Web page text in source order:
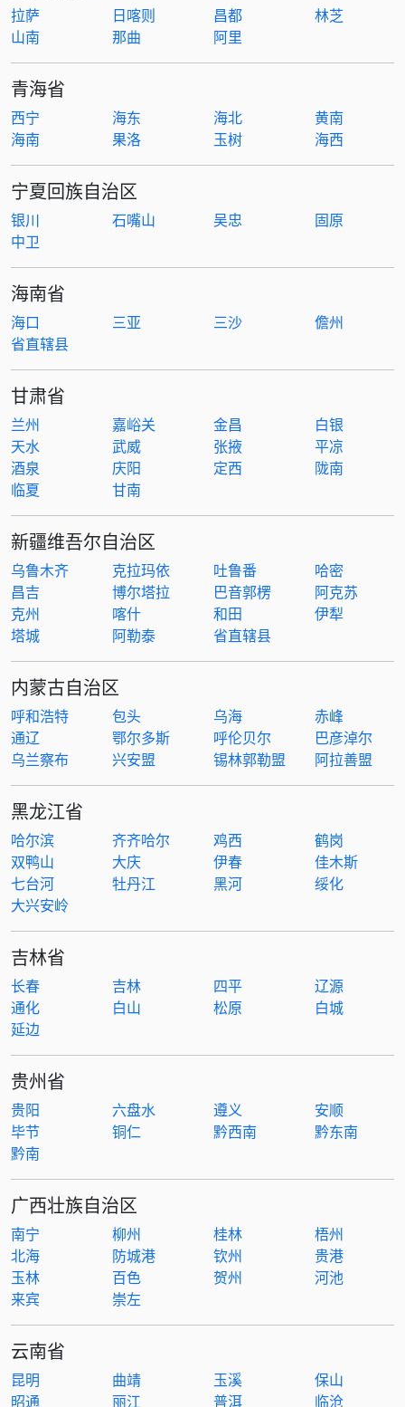
拉萨 日喀则 昌都
林芝
山南
那曲 阿里
青海省
西宁 海东 海北
黄南
海南
果洛 玉树 海西
宁夏回族自治区
银川 石嘴山 吴忠
固原
中卫
海南省
海口 三亚 三沙
儋州
省直辖县
甘肃省
兰州 嘉峪关 金昌
白银
天水
武威 张掖
平凉
酒泉
庆阳 定西
陇南
临夏
甘南
新疆维吾尔自治区
乌鲁木齐 克拉玛依 吐鲁番
哈密
昌吉
博尔塔拉 巴音郭楞
阿克苏
克州
喀什 和田
伊犁
塔城
阿勒泰 省直辖县
内蒙古自治区
呼和浩特 包头 乌海
赤峰
通辽
鄂尔多斯 呼伦贝尔
巴彦淖尔
乌兰察布
兴安盟 锡林郭勒盟 阿拉善盟
黑龙江省
哈尔滨 齐齐哈尔 鸡西
鹤岗
双鸭山
大庆 伊春
佳木斯
七台河
牡丹江 黑河
绥化
大兴安岭
吉林省
长春 吉林 四平
辽源
通化
白山 松原
白城
延边
贵州省
贵阳 六盘水 遵义
安顺
毕节
铜仁 黔西南
黔东南
黔南
广西壮族自治区
南宁 柳州 桂林
梧州
北海
防城港 钦州
贵港
玉林
百色 贺州
河池
来宾
崇左
云南省
昆明 曲靖 玉溪
保山
昭通
丽江 普洱 临沧